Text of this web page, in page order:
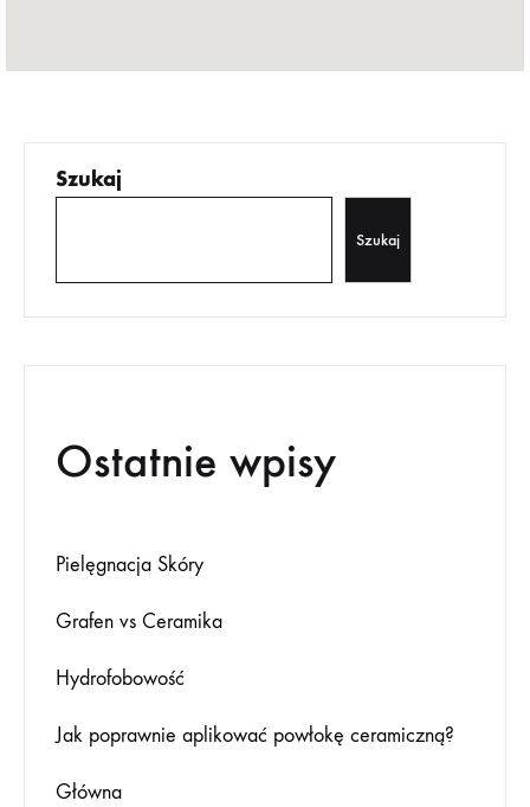
Szukaj
Szukaj
Ostatnie wpisy
Pielęgnacja Skóry
Grafen vs Ceramika
Hydrofobowość
Jak poprawnie aplikować powłokę ceramiczną?
Główna